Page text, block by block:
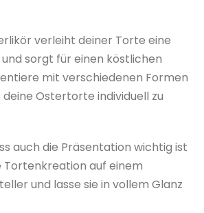
verleiht deiner Torte eine
sorgt für einen köstlichen
mit verschiedenen Formen
deine Ostertorte individuell zu
auch die Präsentation wichtig ist
Tortenkreation auf einem
und lasse sie in vollem Glanz